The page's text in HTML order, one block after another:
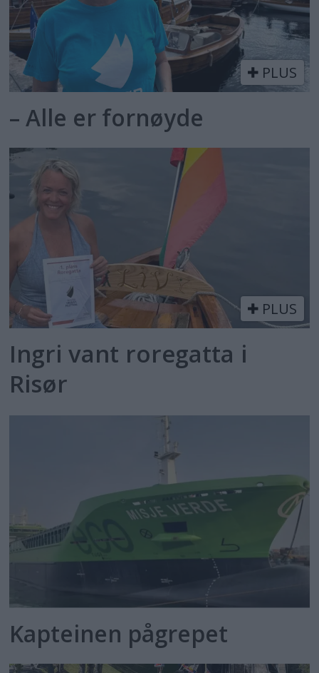
PLUS
– Alle er fornøyde
PLUS
Ingri vant roregatta i
Risør
Kapteinen pågrepet